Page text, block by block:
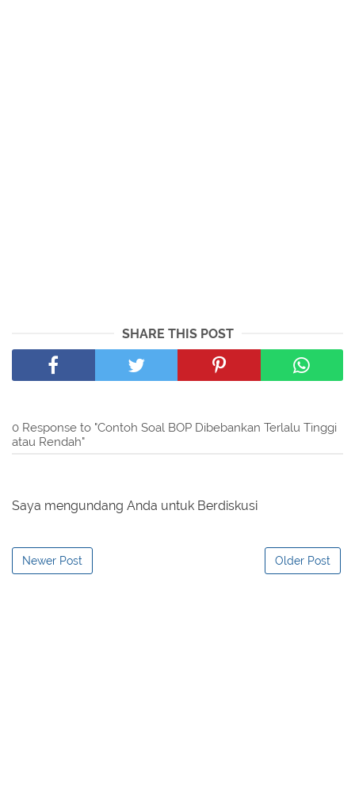
SHARE THIS POST
0 Response to "Contoh Soal BOP Dibebankan Terlalu Tinggi
atau Rendah"
Saya mengundang Anda untuk Berdiskusi
Newer Post Older Post